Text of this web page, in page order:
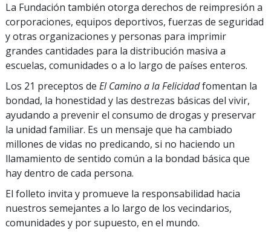
La Fundación también otorga derechos de reimpresión a
corporaciones, equipos deportivos, fuerzas de seguridad
y otras organizaciones y personas para imprimir
grandes cantidades para la distribución masiva a
escuelas, comunidades o a lo largo de países enteros.
Los 21 preceptos de El Camino a la Felicidadfomentan la
bondad, la honestidad y las destrezas básicas del vivir,
ayudando a prevenir el consumo de drogas y preservar
la unidad familiar. Es un mensaje que ha cambiado
millones de vidas no predicando, si no haciendo un
llamamiento de sentido común a la bondad básica que
hay dentro de cada persona.
El folleto invita y promueve la responsabilidad hacia
nuestros semejantes a lo largo de los vecindarios,
comunidades y por supuesto, en el mundo.